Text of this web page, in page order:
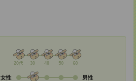
20代 30 40 50 60
女性 男性